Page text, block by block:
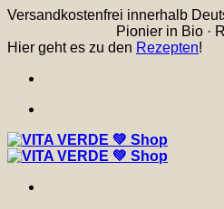
Zum
springen
Versandkostenfrei innerhalb
Pionier in Bio ·
Hier geht es zu den Rezepten!